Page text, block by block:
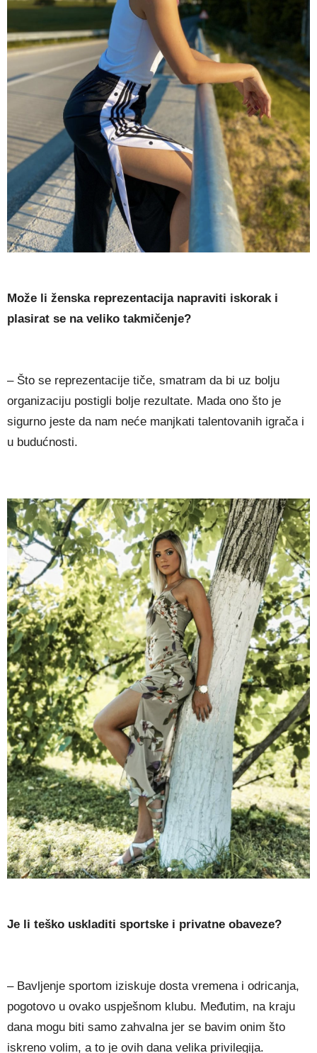
Može li ženska reprezentacija napraviti iskorak i
plasirat se na veliko takmičenje?
– Što se reprezentacije tiče, smatram da bi uz bolju
organizaciju postigli bolje rezultate. Mada ono što je
sigurno jeste da nam neće manjkati talentovanih igrača i
u budućnosti.
Je li teško uskladiti sportske i privatne obaveze?
– Bavljenje sportom iziskuje dosta vremena i odricanja,
pogotovo u ovako uspješnom klubu. Međutim, na kraju
dana mogu biti samo zahvalna jer se bavim onim što
iskreno volim, a to je ovih dana velika privilegija.